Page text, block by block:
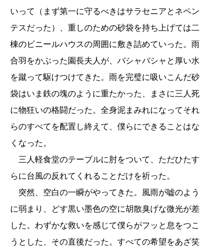
いって（まず第一に守るべきはサラセニアとネペン
テスだった）、重しのための砂袋を持ち上げては二
棟のビニールハウスの周囲に敷き詰めていった。雨
合羽をかぶった園長夫人が、バシャバシャと厚い水
を蹴って駆けつけてきた。雨を完璧に吸いこんだ砂
袋はいま鉄の塊のように重たかった、まさに三人死
に物狂いの格闘だった。全身泥まみれになってそれ
らのすべてを配置し終えて、僕らにできることはな
くなった。
三人軽食堂のテーブルに肘をついて、ただひたす
らに台風の反れてくれることだけを祈った。
突然、空白の一瞬がやってきた。風雨が嘘のよう
に弱まり、どす黒い墨色の空に胡散臭げな微光が差
した。わずかな救いを感じて僕らがフッと息をつこ
うとした、その直後だった。すべての希望をあざ笑